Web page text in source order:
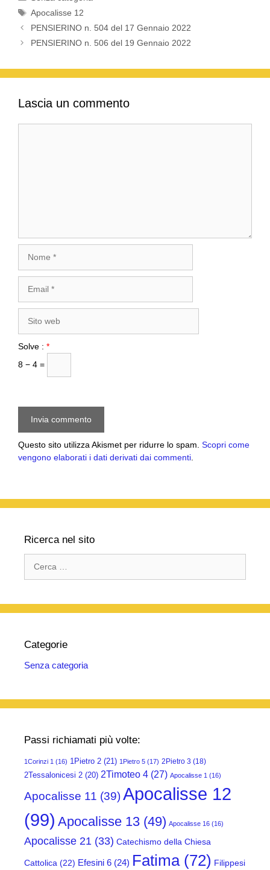
Tag
Apocalisse 12
PENSIERINO n. 504 del 17 Gennaio 2022
PENSIERINO n. 506 del 19 Gennaio 2022
Lascia un commento
web
Solve : *
8 − 4 =
Questo sito utilizza Akismet per ridurre lo spam. Scopri come
vengono elaborati i dati derivati dai commenti.
Ricerca nel sito
per:
Categorie
Senza categoria
Passi richiamati più volte:
1Corinzi 1 (16) 1Pietro 2 (21) 1Pietro 5 (17) 2Pietro 3 (18)
2Tessalonicesi 2 (20) 2Timoteo 4 (27) Apocalisse 1 (16)
Apocalisse 11 (39)Apocalisse 12
(99) Apocalisse 13 (49) Apocalisse 16 (16)
Apocalisse 21 (33) Catechismo della Chiesa
Cattolica (22) Efesini 6 (24) Fatima(72) Filippesi